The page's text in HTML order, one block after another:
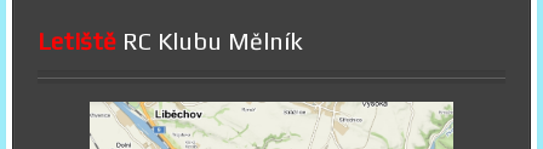
Letiště RC Klubu Mělník